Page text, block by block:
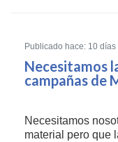
Publicado hace: 10 días
Necesitamos
campañas de
Necesitamos
material pero que